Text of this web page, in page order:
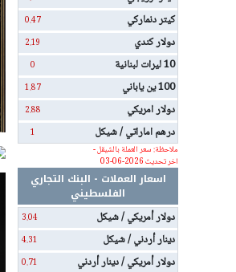
كيتر دنماركي 0.47
دولار كندي 2.19
10 ليرات لبنانية 0
100 ين ياباني 1.87
دولار امريكي 2.88
درهم اماراتي / شيكل
1
ملاحظة: سعر العملة بالشيقل -
اخر تحديث 2026-06-03
اسعار العملات - البنك التجاري
الفلسطيني
دولار أمريكي / شيكل
3.04
دينار أردني / شيكل 4.31
دولار أمريكي / دينار أردني 0.71